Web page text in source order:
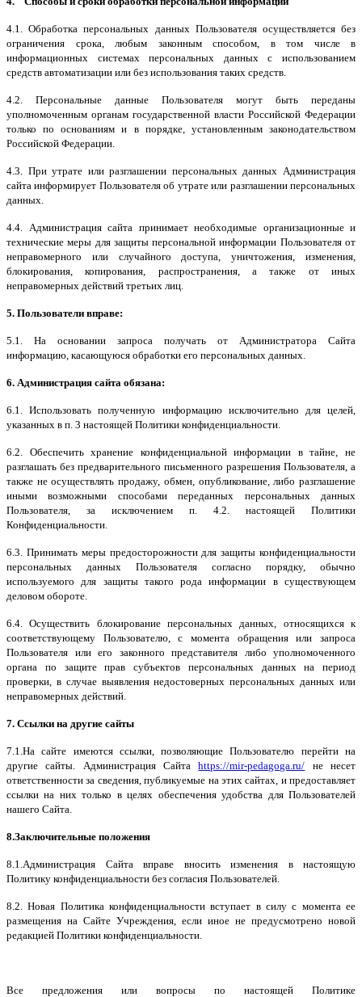
4.1. Обработка персональных данных Пользователя осуществляется без
ограничения срока, любым законным способом, в том числе в
информационных системах персональных данных с использованием
средств автоматизации или без использования таких средств.
4.2. Персональные данные Пользователя могут быть переданы
уполномоченным органам государственной власти Российской Федерации
только по основаниям и в порядке, установленным законодательством
Российской Федерации.
4.3. При утрате или разглашении персональных данных Администрация
сайта информирует Пользователя об утрате или разглашении персональных
данных.
4.4. Администрация сайта принимает необходимые организационные и
технические меры для защиты персональной информации Пользователя от
неправомерного или случайного доступа, уничтожения, изменения,
блокирования, копирования, распространения, а также от иных
неправомерных действий третьих лиц.
5. Пользователи вправе:
5.1. На основании запроса получать от Администратора Сайта
информацию, касающуюся обработки его персональных данных.
6. Администрация сайта обязана:
6.1. Использовать полученную информацию исключительно для целей,
указанных в п. 3 настоящей Политики конфиденциальности.
6.2. Обеспечить хранение конфиденциальной информации в тайне, не
разглашать без предварительного письменного разрешения Пользователя, а
также не осуществлять продажу, обмен, опубликование, либо разглашение
иными возможными способами переданных персональных данных
Пользователя, за исключением п. 4.2. настоящей Политики
Конфиденциальности.
6.3. Принимать меры предосторожности для защиты конфиденциальности
персональных данных Пользователя согласно порядку, обычно
используемого для защиты такого рода информации в существующем
деловом обороте.
6.4. Осуществить блокирование персональных данных, относящихся к
соответствующему Пользователю, с момента обращения или запроса
Пользователя или его законного представителя либо уполномоченного
органа по защите прав субъектов персональных данных на период
проверки, в случае выявления недостоверных персональных данных или
неправомерных действий.
7. Ссылки на другие сайты
7.1.На сайте имеются ссылки, позволяющие Пользователю перейти на
другие сайты. Администрация Сайтаhttps://mir-pedagoga.ru/ не несет
ответственности за сведения, публикуемые на этих сайтах, и предоставляет
ссылки на них только в целях обеспечения удобства для Пользователей
нашего Сайта.
8.Заключительные положения
8.1.Администрация Сайта вправе вносить изменения в настоящую
Политику конфиденциальности без согласия Пользователей.
8.2. Новая Политика конфиденциальности вступает в силу с момента ее
размещения на Сайте Учреждения, если иное не предусмотрено новой
редакцией Политики конфиденциальности.
Все предложения или вопросы по настоящей Политике